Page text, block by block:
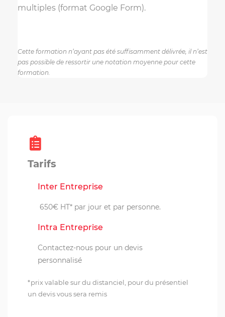
multiples (format Google Form).
Cette formation n’ayant pas été suffisamment délivrée, il n’est
pas possible de ressortir une notation moyenne pour cette
formation.
Tarifs
Inter Entreprise
650€ HT* par jour et par personne.
Intra Entreprise
Contactez-nous pour un devis
personnalisé
*prix valable sur du distanciel, pour du présentiel
un devis vous sera remis